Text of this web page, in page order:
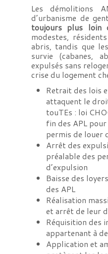
Les démolitions
d’urbanisme de
toujours plus loin
modestes,
abris, tandis que
survie (cabanes,
expulsés sans
crise du logement
Retrait des lois
attaquent le
touTEs : loi
fin des APL
permis de louer
Arrêt des
préalable des
d’expulsion
Baisse des
des APL
Réalisation
et arrêt de leur
Réquisition des
appartenant à
Application et